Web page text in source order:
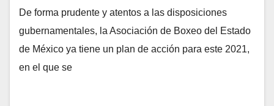
De forma prudente y atentos a las disposiciones
gubernamentales, la Asociación de Boxeo del Estado
de México ya tiene un plan de acción para este 2021,
en el que se